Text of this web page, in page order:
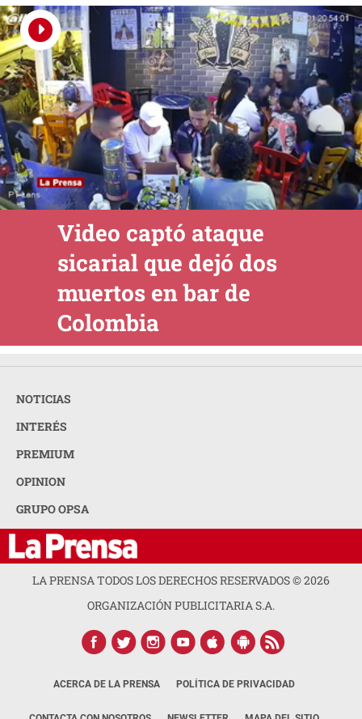
Video captó ataque
sicarial que dejó dos
muertos en bar de
Colombia
NOTICIAS
INTERÉS
PREMIUM
OPINION
GRUPO OPSA
LA PRENSA TODOS LOS DERECHOS RESERVADOS ©2026
ORGANIZACIÓN PUBLICITARIA S.A.
ACERCA DE LA PRENSA POLÍTICA DE PRIVACIDAD